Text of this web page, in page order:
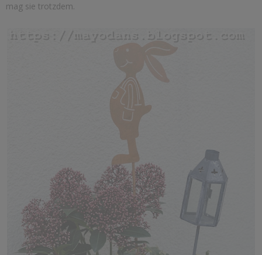
mag sie trotzdem.